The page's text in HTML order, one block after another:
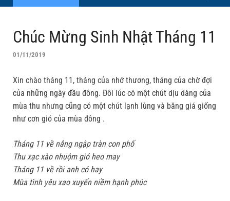
Chúc Mừng Sinh Nhật Tháng 11
01/11/2019
Xin chào tháng 11, tháng của nhớ thương, tháng của chờ đợi
của những ngày đầu đông. Đôi lúc có một chút dịu dàng của
mùa thu nhưng cũng có một chút lạnh lùng và băng giá giống
như cơn gió của mùa đông .
Tháng 11 về nắng ngập tràn con phố
Thu xạc xào nhuộm gió heo may
Tháng 11 về rồi anh có hay
Mùa tình yêu xao xuyến niềm hạnh phúc